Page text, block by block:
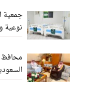
جمعية
نوعية
محافظ